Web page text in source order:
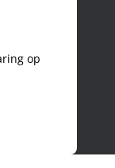
op